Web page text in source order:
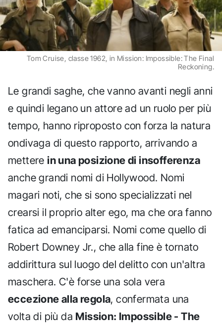
Tom Cruise, classe 1962, in Mission: Impossible: The Final
Reckoning.
Le grandi saghe, che vanno avanti negli anni
e quindi legano un attore ad un ruolo per più
tempo, hanno riproposto con forza la natura
ondivaga di questo rapporto, arrivando a
metterein una posizione di insofferenza
anche grandi nomi di Hollywood. Nomi
magari noti, che si sono specializzati nel
crearsi il proprio alter ego, ma che ora fanno
fatica ad emanciparsi. Nomi come quello di
Robert Downey Jr., che alla fine è tornato
addirittura sul luogo del delitto con un'altra
maschera. C'è forse una sola vera
eccezione alla regola, confermata una
volta di più da Mission: Impossible - The